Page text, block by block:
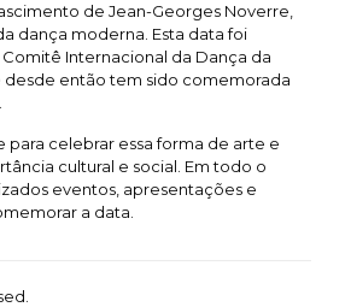
de Jean-Georges Noverre,
dança moderna. Esta data foi
Internacional da Dança da
desde então tem sido comemorada
para celebrar essa forma de arte e
cultural e social. Em todo o
eventos, apresentações e
a data.